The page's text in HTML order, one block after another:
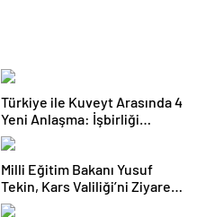
Türkiye ile Kuveyt Arasında 4
Yeni Anlaşma: İşbirliği
Güçleniyor
Milli Eğitim Bakanı Yusuf
Tekin, Kars Valiliği’ni Ziyaret
Etti